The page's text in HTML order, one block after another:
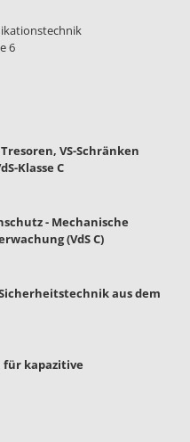
6
VS-Schränken
Klasse C
- Mechanische
(VdS C)
aus dem
für kapazitive